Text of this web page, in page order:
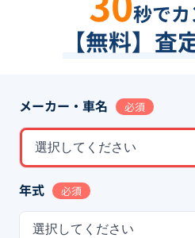
秒でカ
【無料】査
メーカー・車名 必須
選択してください
年式 必須
選択してください